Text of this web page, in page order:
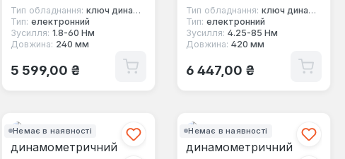
Тип обладнання: ключ динамометричний під квадрат
Тип: електронний
Зусилля: 1.8-60 Нм
Довжина: 240 мм
Звичайна ціна:
5 599,00 ₴
Тип обладнання: ключ динамометричний під квадрат
Тип: електронний
Зусилля: 4.25-85 Нм
Довжина: 420 мм
Звичайна ціна:
6 447,00 ₴
Немає в наявності Немає в наявності